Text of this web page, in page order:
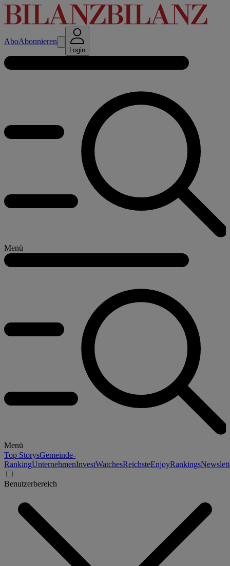
AboAbonnieren
Login
Menü
Menü
Top StorysGemeinde-
RankingUnternehmenInvestWatchesReichsteEnjoyRankings
Benutzerbereich